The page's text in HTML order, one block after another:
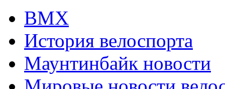
ВМХ
История велоспорта
Маунтинбайк новости